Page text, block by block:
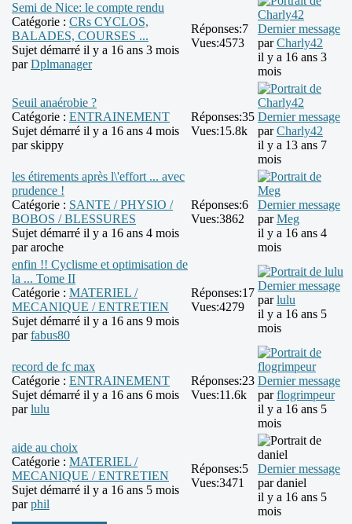
Semi de Nice: le compte rendu
Catégorie : CRs CYCLOS,
BALADES, COURSES ...
Sujet démarré il y a 16 ans 3 mois
parDplmanager
Réponses:7
Vues:4573
Dernier message
parCharly42
il y a 16 ans 3
mois
Seuil anaérobie ?
Catégorie : ENTRAINEMENT
Sujet démarré il y a 16 ans 4 mois
parskippy
Réponses:35
Vues:15.8k
Dernier message
parCharly42
il y a 13 ans 7
mois
les étirements après l\'effort ... avec
prudence !
Catégorie : SANTE / PHYSIO /
BOBOS / BLESSURES
Sujet démarré il y a 16 ans 4 mois
pararoche
Réponses:6
Vues:3862
Dernier message
parMeg
il y a 16 ans 4
mois
enfin !! Cyclisme et optimisation de
la ... Tome II
Catégorie : MATERIEL /
MECANIQUE / ENTRETIEN
Sujet démarré il y a 16 ans 9 mois
parfabus80
Réponses:17
Vues:4279
Dernier message
parlulu
il y a 16 ans 5
mois
record de fc max
Catégorie : ENTRAINEMENT
Sujet démarré il y a 16 ans 6 mois
parlulu
Réponses:23
Vues:11.6k
Dernier message
parflogrimpeur
il y a 16 ans 5
mois
aide au choix
Catégorie : MATERIEL /
MECANIQUE / ENTRETIEN
Sujet démarré il y a 16 ans 5 mois
parphil
Réponses:5
Vues:3471
Dernier message
pardaniel
il y a 16 ans 5
mois